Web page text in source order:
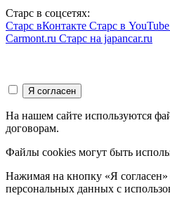
Старс в соцсетях:
Старс вКонтакте Старс в YouTube
Carmont.ru Старс на japancar.ru
На нашем сайте используются
договорам.
Файлы cookies могут быть
Нажимая на кнопку «Я
персональных данных с